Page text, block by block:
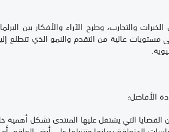
الخبرات والتجارب، وطرح الآراء والأفكار بين
عالية من التقدم والنمو الذي تتطلع إليه
الأفاضل؛
التي يشتغل عليها المنتدى تشكل أهمية